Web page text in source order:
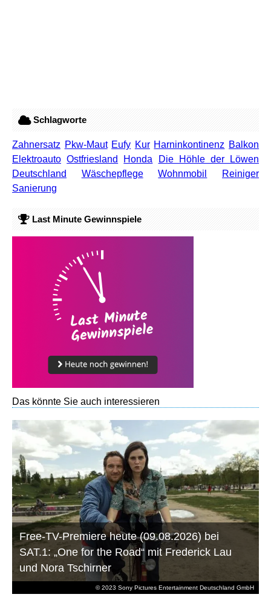
Schlagworte
Zahnersatz Pkw-Maut Eufy Kur Harninkontinenz Balkon
Elektroauto Ostfriesland Honda
Die Höhle der Löwen
Deutschland
Wäschepflege Wohnmobil
Reiniger
Sanierung
Last Minute Gewinnspiele
Das könnte Sie auch interessieren
© 2023 Sony Pictures Entertainment Deutschland GmbH
Free-TV-Premiere heute (09.08.2026) bei
SAT.1: „One for the Road“ mit Frederick Lau
und Nora Tschirner